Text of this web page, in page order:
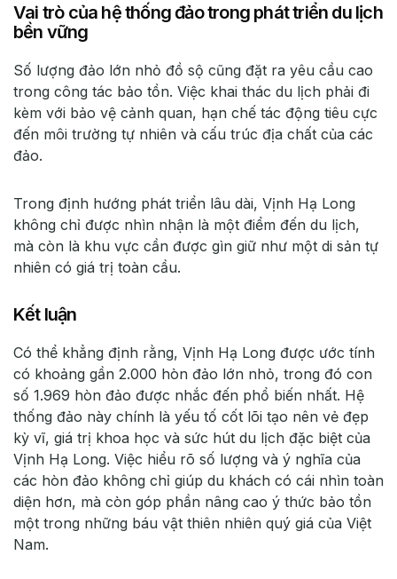
Vai trò của hệ thống đảo trong phát triển du lịch
bền vững
Số lượng đảo lớn nhỏ đồ sộ cũng đặt ra yêu cầu cao
trong công tác bảo tồn. Việc khai thác du lịch phải đi
kèm với bảo vệ cảnh quan, hạn chế tác động tiêu cực
đến môi trường tự nhiên và cấu trúc địa chất của các
đảo.
Trong định hướng phát triển lâu dài, Vịnh Hạ Long
không chỉ được nhìn nhận là một điểm đến du lịch,
mà còn là khu vực cần được gìn giữ như một di sản tự
nhiên có giá trị toàn cầu.
Kết luận
Có thể khẳng định rằng, Vịnh Hạ Long được ước tính
có khoảng gần 2.000 hòn đảo lớn nhỏ, trong đó con
số 1.969 hòn đảo được nhắc đến phổ biến nhất. Hệ
thống đảo này chính là yếu tố cốt lõi tạo nên vẻ đẹp
kỳ vĩ, giá trị khoa học và sức hút du lịch đặc biệt của
Vịnh Hạ Long. Việc hiểu rõ số lượng và ý nghĩa của
các hòn đảo không chỉ giúp du khách có cái nhìn toàn
diện hơn, mà còn góp phần nâng cao ý thức bảo tồn
một trong những báu vật thiên nhiên quý giá của Việt
Nam.